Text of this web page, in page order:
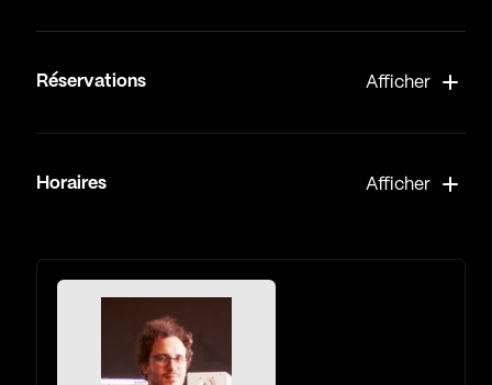
Réservations Afficher
Horaires Afficher